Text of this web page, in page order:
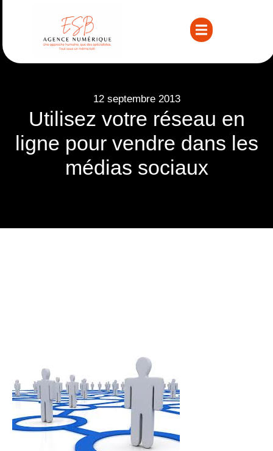
12 septembre 2013
Utilisez votre réseau en
ligne pour vendre dans les
médias sociaux